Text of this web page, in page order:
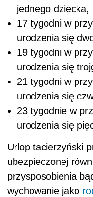
jednego dziecka,
17 tygodni w
urodzenia się
19 tygodni w
urodzenia się
21 tygodni w
urodzenia się
23 tygodnie w
urodzenia się
Urlop tacierzyński
ubezpieczonej
przysposobienia
wychowanie jako